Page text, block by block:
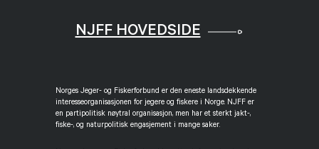
NJFF HOVEDSIDE
Norges Jeger- og Fiskerforbund er den eneste landsdekkende
interesseorganisasjonen for jegere og fiskere i Norge. NJFF er
en partipolitisk nøytral organisasjon, men har et sterkt jakt-,
fiske-, og naturpolitisk engasjement i mange saker.